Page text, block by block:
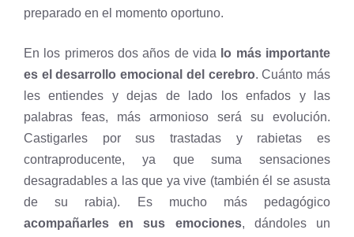
preparado en el momento oportuno.
En los primeros dos años de vida lo más importante
es el desarrollo emocional del cerebro. Cuánto más
les entiendes y dejas de lado los enfados y las
palabras feas, más armonioso será su evolución.
Castigarles por sus trastadas y rabietas es
contraproducente, ya que suma sensaciones
desagradables a las que ya vive (también él se asusta
de su rabia). Es mucho más pedagógico
acompañarles en sus emociones, dándoles un